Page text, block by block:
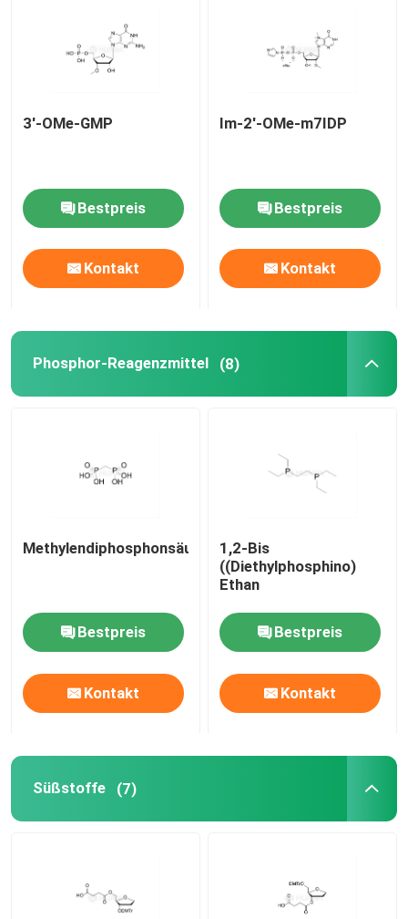
Videos
Über uns
Fabrik-Ausflug
FÄLLE
Phosphoramiditen
mRNA-Rohstoff
Süßstoffe
Molekulare Diagnostik
3'-OMe-GMP
Bestpreis
Kontakt
Im-2'-OMe-m7IDP
Bestpreis
Kontakt
Phosphor-Reagenzmittel (8)
Methylendiphosphonsäure
Bestpreis
Kontakt
1,2-Bis
((Diethylphosphino)
Ethan
Bestpreis
Kontakt
Süßstoffe (7)